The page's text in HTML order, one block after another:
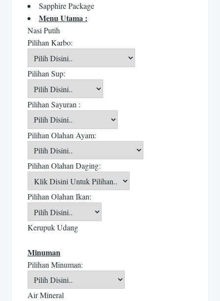
Sapphire Package
Menu Utama :
Nasi Putih
Pilihan Karbo:
Pilihan Sup:
Pilihan Sayuran :
Pilihan Olahan Ayam:
Pilihan Olahan Daging:
Pilihan Olahan Ikan:
Kerupuk Udang
Minuman
Pilihan Minuman:
Air Mineral